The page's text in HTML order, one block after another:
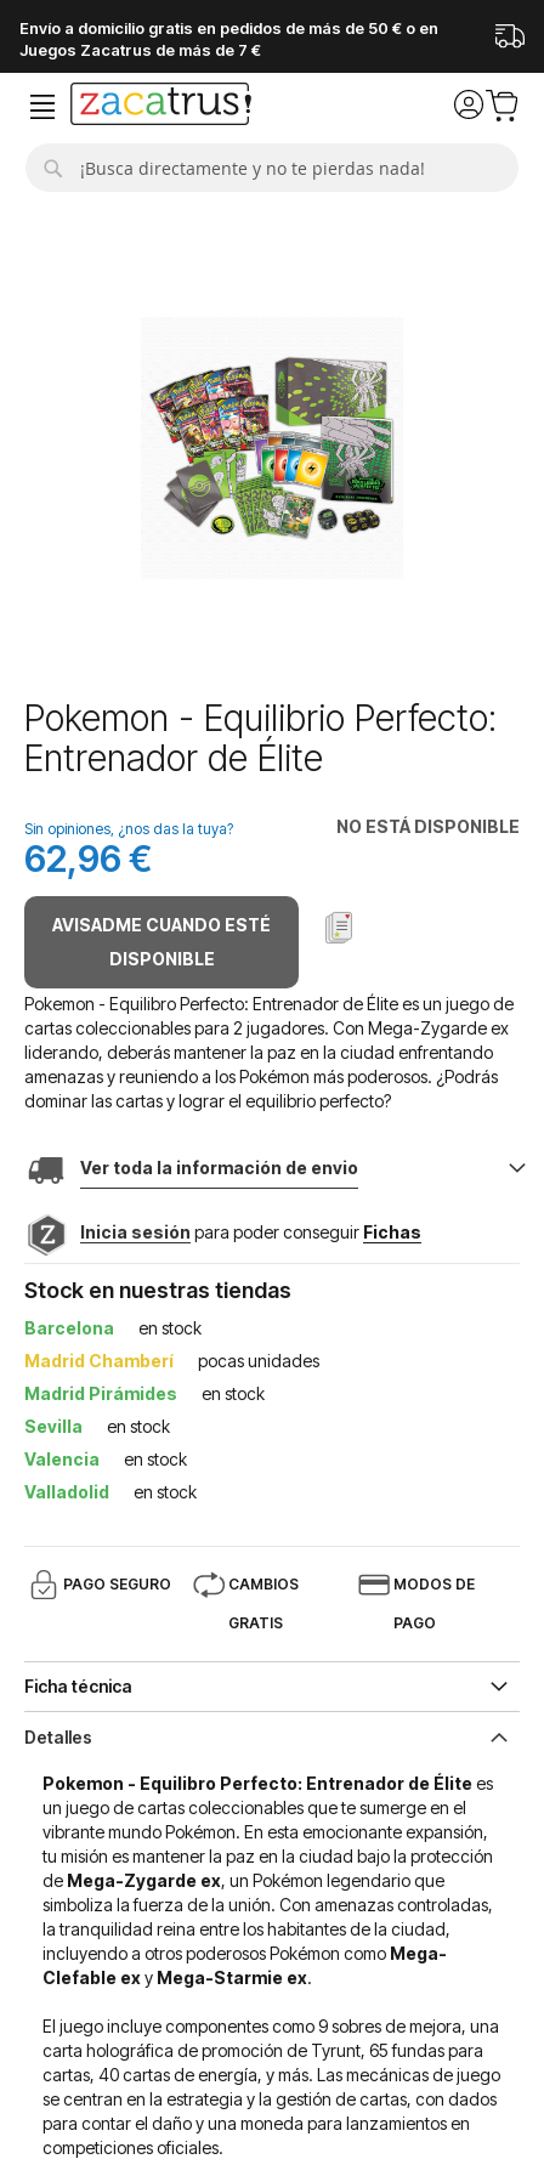
Envío a domicilio gratis en pedidos de más de 50 € o en
Juegos Zacatrus de más de 7 €
Saltar
al
comienzo
galería
de
imágenes
Pokemon - Equilibrio Perfecto:
Entrenador de Élite
NO ESTÁ DISPONIBLE
Sin opiniones, ¿nos das la tuya?
62,96 €
AVISADME CUANDO ESTÉ
DISPONIBLE
Pokemon - Equilibro Perfecto: Entrenador de Élite es un juego de
cartas coleccionables para 2 jugadores. Con Mega-Zygarde ex
liderando, deberás mantener la paz en la ciudad enfrentando
amenazas y reuniendo a los Pokémon más poderosos. ¿Podrás
dominar las cartas y lograr el equilibrio perfecto?
Ver toda la información de envio
Inicia sesión para poder conseguir Fichas
Stock en nuestras tiendas
Barcelona
en stock
Madrid Chamberí
pocas unidades
Madrid Pirámides
en stock
Sevilla
en stock
Valencia
en stock
Valladolid
en stock
PAGO SEGURO CAMBIOS
GRATIS
MODOS DE
PAGO
Ficha técnica
Detalles
Pokemon - Equilibro Perfecto: Entrenador de Élite es
un juego de cartas coleccionables que te sumerge en el
vibrante mundo Pokémon. En esta emocionante expansión,
tu misión es mantener la paz en la ciudad bajo la protección
de Mega-Zygarde ex, un Pokémon legendario que
simboliza la fuerza de la unión. Con amenazas controladas,
la tranquilidad reina entre los habitantes de la ciudad,
incluyendo a otros poderosos Pokémon como Mega-
Clefable exy Mega-Starmie ex.
El juego incluye componentes como 9 sobres de mejora, una
carta holográfica de promoción de Tyrunt, 65 fundas para
cartas, 40 cartas de energía, y más. Las mecánicas de juego
se centran en la estrategia y la gestión de cartas, con dados
para contar el daño y una moneda para lanzamientos en
competiciones oficiales.